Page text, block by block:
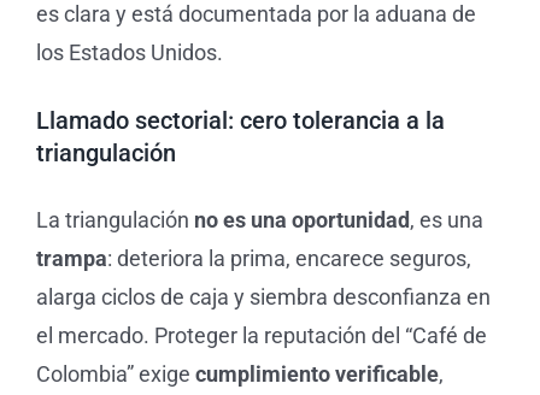
es clara y está documentada por la aduana de
los Estados Unidos.
Llamado sectorial: cero tolerancia a la
triangulación
La triangulación no es una oportunidad, es una
trampa: deteriora la prima, encarece seguros,
alarga ciclos de caja y siembra desconfianza en
el mercado. Proteger la reputación del “Café de
Colombia” exige cumplimiento verificable,